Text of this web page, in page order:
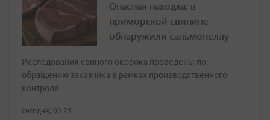
Опасная находка: в
приморской свинине
обнаружили сальмонеллу
Исследования свиного окорока проведены по
обращению заказчика в рамках производственного
контроля
сегодня, 03:25